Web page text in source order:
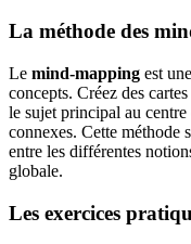
La méthode des
Le mind-mapping est
concepts. Créez des
le sujet principal au centre
connexes. Cette méthode
entre les différentes
globale.
Les exercices